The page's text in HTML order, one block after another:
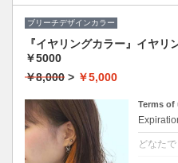
ブリーチデザインカラー
『イヤリングカラー』イヤリ
￥5000
￥8,000 > ￥5,000
Terms of
どなた